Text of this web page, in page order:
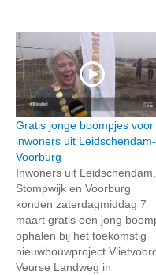
Gratis jonge boompjes voor
inwoners uit Leidschendam-
Voorburg
Inwoners uit Leidschendam,
Stompwijk en Voorburg
konden zaterdagmiddag 7
maart gratis een jong
ophalen bij het toekomstig
nieuwbouwproject
Veurse Landweg in